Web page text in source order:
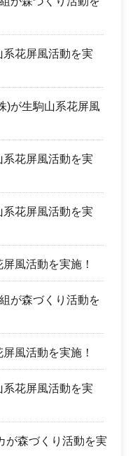
花屏風活動を実
)が生駒山系花屏風
花屏風活動を実
花屏風活動を実
風活動を実施！
が森づくり活動を
風活動を実施！
花屏風活動を実
が森づくり活動を実